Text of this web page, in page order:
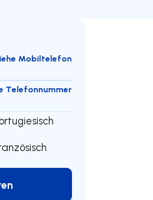
Mobiltelefon
Telefonnummer